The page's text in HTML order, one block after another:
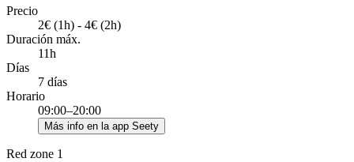
Precio
2€ (1h) - 4€ (2h)
Duración máx.
11h
Días
7 días
Horario
09:00–20:00
Más info en la app Seety
Red zone 1